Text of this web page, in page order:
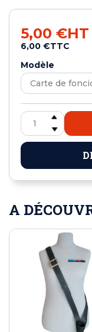
5,00 €HT
6,00 €TTC
Modèle
A